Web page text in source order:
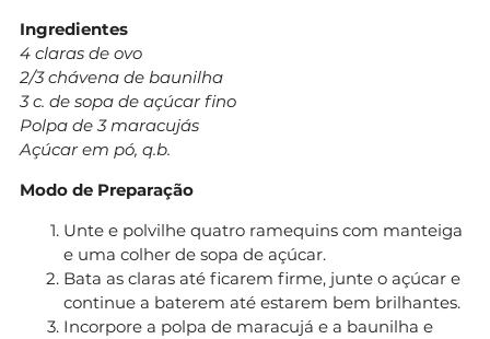
Ingredientes
4 claras de ovo
2/3 chávena de baunilha
3 c. de sopa de açúcar fino
Polpa de 3 maracujás
Açúcar em pó, q.b.
Modo de Preparação
Unte e polvilhe quatro ramequins com manteiga
e uma colher de sopa de açúcar.
Bata as claras até ficarem firme, junte o açúcar e
continue a baterem até estarem bem brilhantes.
Incorpore a polpa de maracujá e a baunilha e